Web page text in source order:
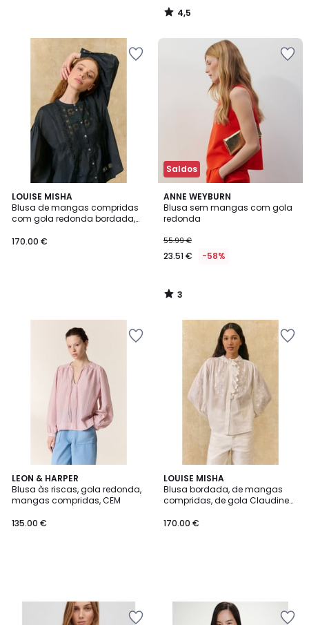
4,5
/
LOUISE MISHA
Blusa de mangas compridas
com gola redonda bordada,
170.00 €
Saldos
ANNE WEYBURN
Blusa sem mangas com gola
redonda
55.99 €
23.51 € -58%
3
/
5
3
/
LEON & HARPER
Blusa às riscas, gola redonda,
mangas compridas, CEM
135.00 €
LOUISE MISHA
Blusa bordada, de mangas
compridas, de gola Claudine
170.00 €